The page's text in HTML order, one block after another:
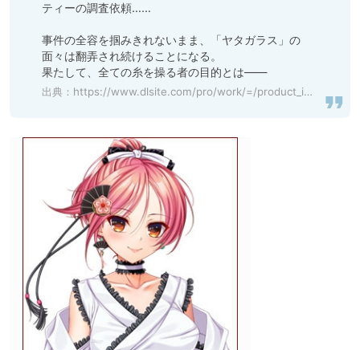
ティーの調査依頼……
事件の全容を掴みきれないまま、「ヤタガラス」の
面々は翻弄され続けることになる。
果たして、全ての糸を操る者の目的とは――
出典： https://www.dlsite.com/pro/work/=/product_id/VJ01002473.html